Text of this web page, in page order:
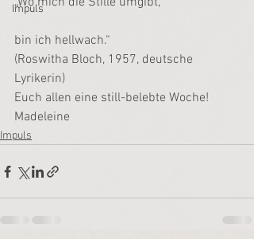
Impuls
bin ich hellwach.“
(Roswitha Bloch, 1957, deutsche
Lyrikerin)
Euch allen eine still-belebte Woche!
Madeleine
Impuls